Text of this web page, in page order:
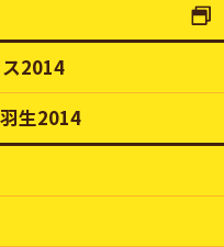
2014
生2014